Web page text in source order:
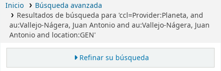
Inicio
Búsqueda avanzada
Resultados de búsqueda para 'ccl=Provider:Planeta, and
au:Vallejo-Nágera, Juan Antonio and au:Vallejo-Nágera, Juan
Antonio and location:GEN'
Refinar su búsqueda